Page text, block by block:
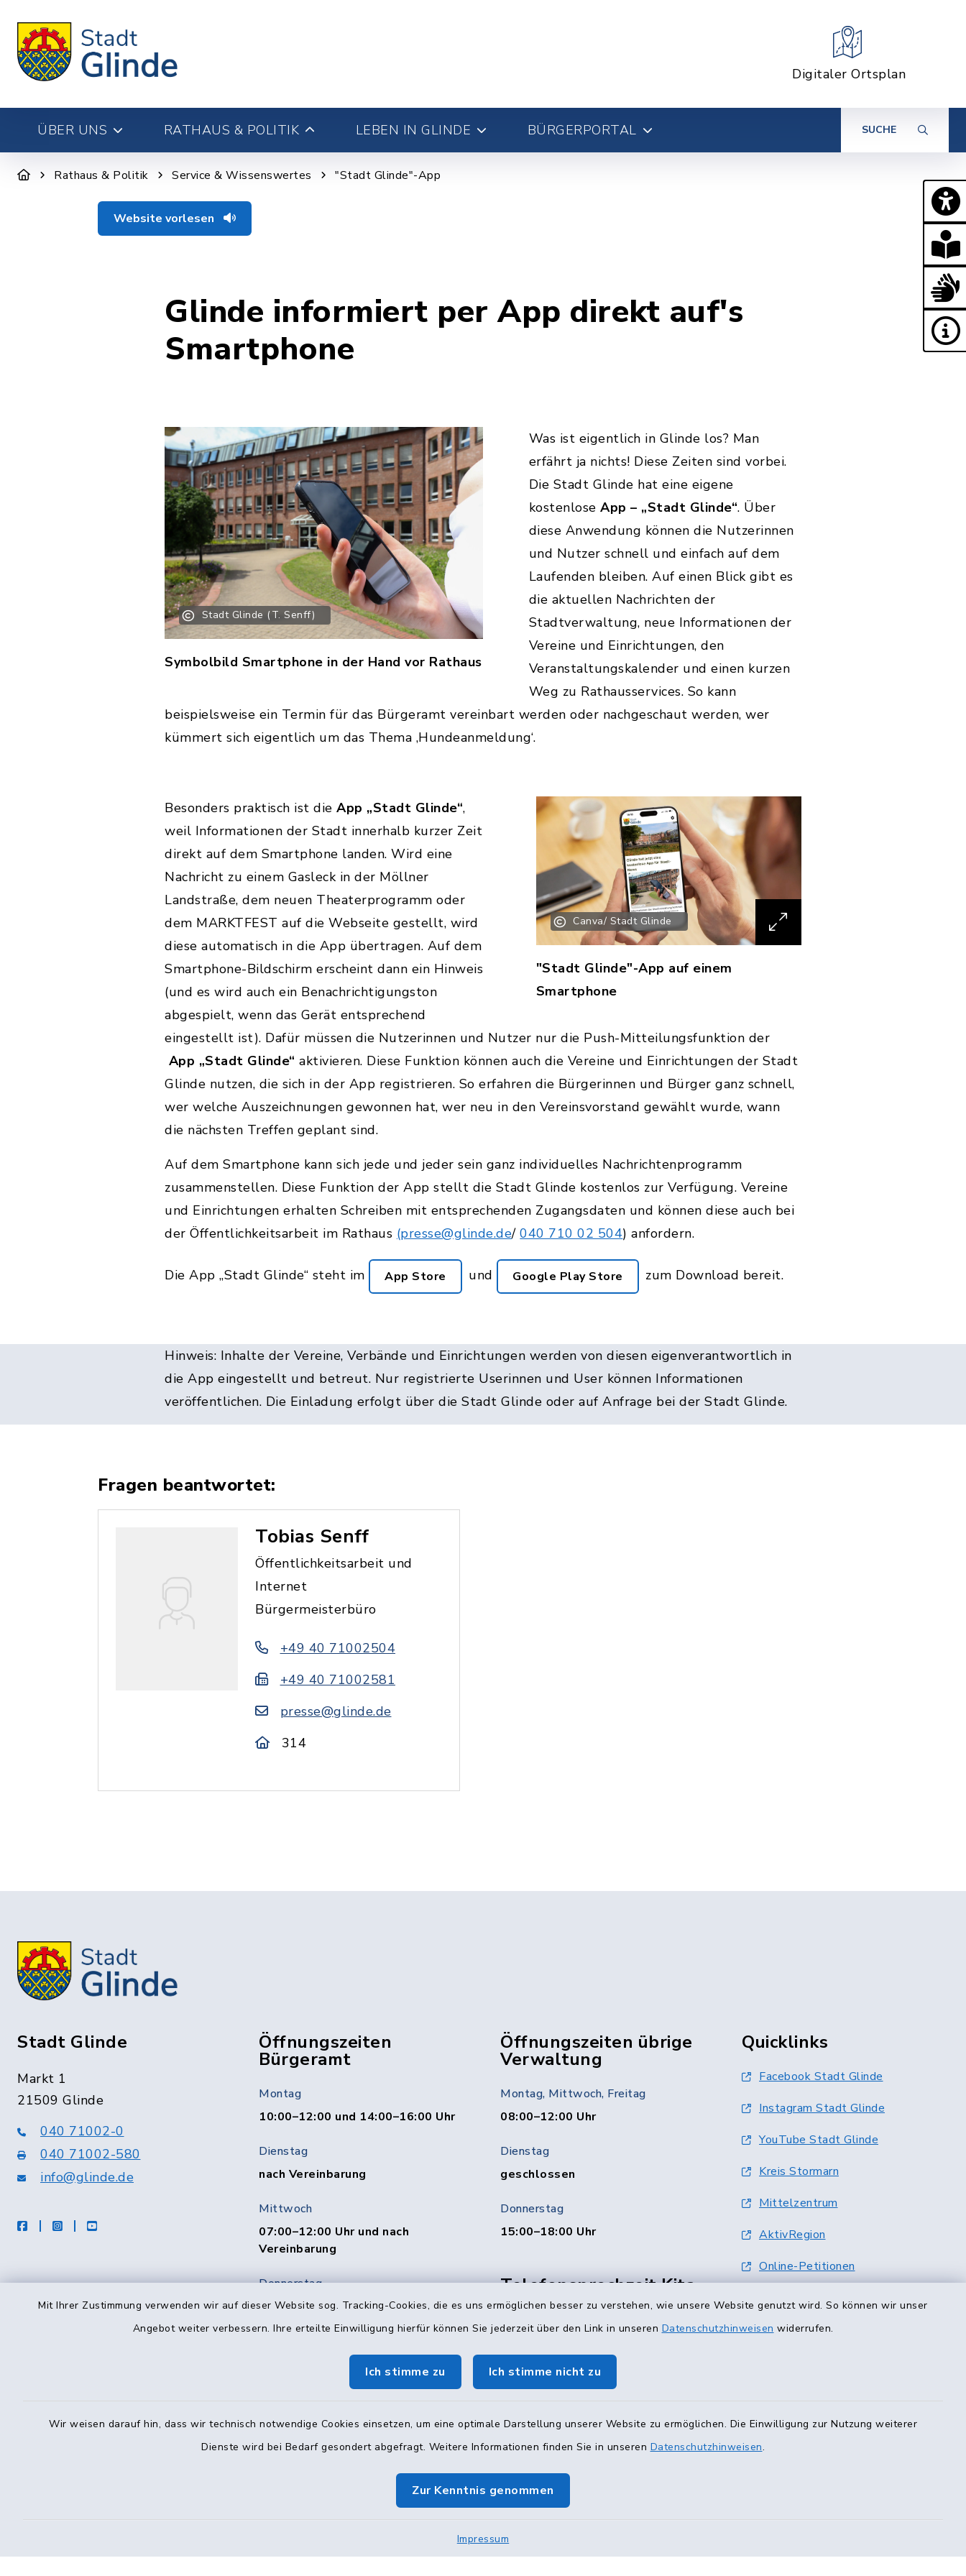
Mit Ihrer Zustimmung verwenden wir auf dieser Website sog. Tracking-Cookies, die es uns ermöglichen besser zu verstehen, wie unsere Website genutzt wird. So können wir unser
Angebot weiter verbessern. Ihre erteilte Einwilligung hierfür können Sie jederzeit über den Link in unseren Datenschutzhinweisen widerrufen.
Ich stimme zu Ich stimme nicht zu
Wir weisen darauf hin, dass wir technisch notwendige Cookies einsetzen, um eine optimale Darstellung unserer Website zu ermöglichen. Die Einwilligung zur Nutzung weiterer
Dienste wird bei Bedarf gesondert abgefragt. Weitere Informationen finden Sie in unseren Datenschutzhinweisen.
Zur Kenntnis genommen
Impressum
Digitaler Ortsplan
ÜBER UNS RATHAUS & POLITIK LEBEN IN GLINDE BÜRGERPORTAL SUCHE
Rathaus & Politik Service & Wissenswertes "Stadt Glinde"-App
Website vorlesen
Glinde informiert per App direkt auf's
Smartphone
Stadt Glinde (T. Senff)
Symbolbild Smartphone in der Hand vor Rathaus
Was ist eigentlich in Glinde los? Man
erfährt ja nichts! Diese Zeiten sind vorbei.
Die Stadt Glinde hat eine eigene
kostenloseApp – „Stadt Glinde“. Über
diese Anwendung können die Nutzerinnen
und Nutzer schnell und einfach auf dem
Laufenden bleiben. Auf einen Blick gibt es
die aktuellen Nachrichten der
Stadtverwaltung, neue Informationen der
Vereine und Einrichtungen, den
Veranstaltungskalender und einen kurzen
Weg zu Rathausservices. So kann
beispielsweise ein Termin für das Bürgeramt vereinbart werden oder nachgeschaut werden, wer
kümmert sich eigentlich um das Thema ‚Hundeanmeldung‘.
Canva/ Stadt Glinde
"Stadt Glinde"-App auf einem
Smartphone
Besonders praktisch ist dieApp „Stadt Glinde“,
weil Informationen der Stadt innerhalb kurzer Zeit
direkt auf dem Smartphone landen. Wird eine
Nachricht zu einem Gasleck in der Möllner
Landstraße, dem neuen Theaterprogramm oder
dem MARKTFEST auf die Webseite gestellt, wird
diese automatisch in die App übertragen. Auf dem
Smartphone-Bildschirm erscheint dann ein Hinweis
(und es wird auch ein Benachrichtigungston
abgespielt, wenn das Gerät entsprechend
eingestellt ist). Dafür müssen die Nutzerinnen und Nutzer nur die Push-Mitteilungsfunktion der
App „Stadt Glinde“ aktivieren. Diese Funktion können auch die Vereine und Einrichtungen der Stadt
Glinde nutzen, die sich in der App registrieren. So erfahren die Bürgerinnen und Bürger ganz schnell,
wer welche Auszeichnungen gewonnen hat, wer neu in den Vereinsvorstand gewählt wurde, wann
die nächsten Treffen geplant sind.
Auf dem Smartphone kann sich jede und jeder sein ganz individuelles Nachrichtenprogramm
zusammenstellen. Diese Funktion der App stellt die Stadt Glinde kostenlos zur Verfügung. Vereine
und Einrichtungen erhalten Schreiben mit entsprechenden Zugangsdaten und können diese auch bei
der Öffentlichkeitsarbeit im Rathaus (presse@glinde.de/040 710 02 504) anfordern.
Die App „Stadt Glinde“ steht im App Store und Google Play Store zum Download bereit.
Hinweis: Inhalte der Vereine, Verbände und Einrichtungen werden von diesen eigenverantwortlich in
die App eingestellt und betreut. Nur registrierte Userinnen und User können Informationen
veröffentlichen. Die Einladung erfolgt über die Stadt Glinde oder auf Anfrage bei der Stadt Glinde.
Fragen beantwortet:
Tobias Senff
Öffentlichkeitsarbeit und
Internet
Bürgermeisterbüro
+49 40 71002504
+49 40 71002581
presse@glinde.de
314
Stadt Glinde
Markt 1
21509 Glinde
040 71002-0
040 71002-580
info@glinde.de
facebookinstagramYoutube
Öffnungszeiten
Bürgeramt
Montag
10:00–12:00 und 14:00–16:00 Uhr
Dienstag
nach Vereinbarung
Mittwoch
07:00–12:00 Uhr und nach
Vereinbarung
Donnerstag
10:00–12:00 und 15:00–19:00 Uhr
08:00–12:00 Uhr und nach
Bürgeramt
Donnerstag: 08:00–10:00 Uhr
040 71002-238
Öffnungszeiten übrige
Verwaltung
Montag, Mittwoch, Freitag
08:00–12:00 Uhr
Dienstag
geschlossen
Donnerstag
15:00–18:00 Uhr
Telefonsprechzeit Kita-
Abteilung
Mittwoch: 10:00–12:00 Uhr
Donnerstag: 16:00–18:00 Uhr
Termin, per Telefon oder E-Mail)
040 71002-222 & 223
kita@glinde.de
Quicklinks
Facebook Stadt Glinde
Instagram Stadt Glinde
YouTube Stadt Glinde
Kreis Stormarn
Mittelzentrum
AktivRegion
Online-Petitionen
Terminvergabe